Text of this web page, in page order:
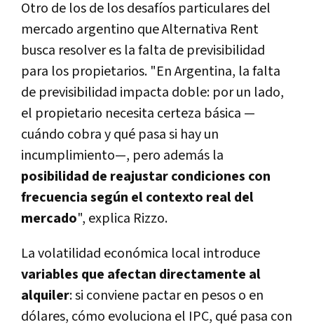
Otro de los de los desafíos particulares del
mercado argentino que Alternativa Rent
busca resolver es la falta de previsibilidad
para los propietarios. "En Argentina, la falta
de previsibilidad impacta doble: por un lado,
el propietario necesita certeza básica —
cuándo cobra y qué pasa si hay un
incumplimiento—, pero además la
posibilidad de reajustar condiciones con
frecuencia según el contexto real del
mercado", explica Rizzo.
La volatilidad económica local introduce
variables que afectan directamente al
alquiler: si conviene pactar en pesos o en
dólares, cómo evoluciona el IPC, qué pasa con